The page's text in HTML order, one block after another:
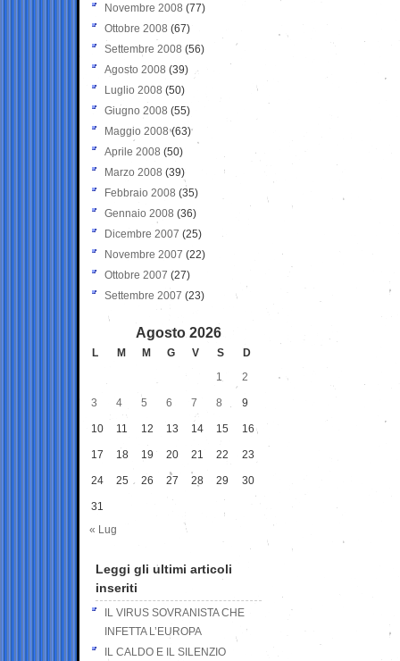
Novembre 2008 (77)
Ottobre 2008 (67)
Settembre 2008 (56)
Agosto 2008 (39)
Luglio 2008 (50)
Giugno 2008 (55)
Maggio 2008(63)
Aprile 2008 (50)
Marzo 2008 (39)
Febbraio 2008 (35)
Gennaio 2008 (36)
Dicembre 2007 (25)
Novembre 2007 (22)
Ottobre 2007 (27)
Settembre 2007 (23)
Agosto 2026
L M M G V S
D
1
2
3 4 5 6 7 8 9
10 11 12 13 14 15 16
17 18 19 20 21 22 23
24 25 26 27 28 29 30
31
« Lug
Leggi gli ultimi articoli
inseriti
IL VIRUS SOVRANISTA CHE
INFETTA L’EUROPA
IL CALDO E IL SILENZIO